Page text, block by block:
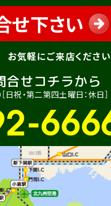
せ下さい
お気軽にご来店ください
合せコチラから
祝・第二第四土曜日：休日］